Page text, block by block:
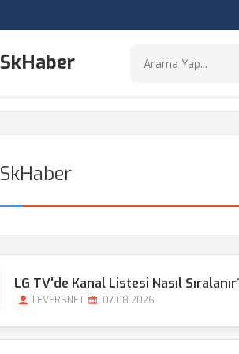
SkHaber
SkHaber
LG TV'de Kanal Listesi Nasıl
LEVERSNET 07.08.2026